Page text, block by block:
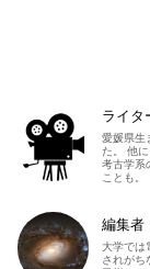
愛媛県生
た。 他
考古学系
ことも。
大学では
されがち